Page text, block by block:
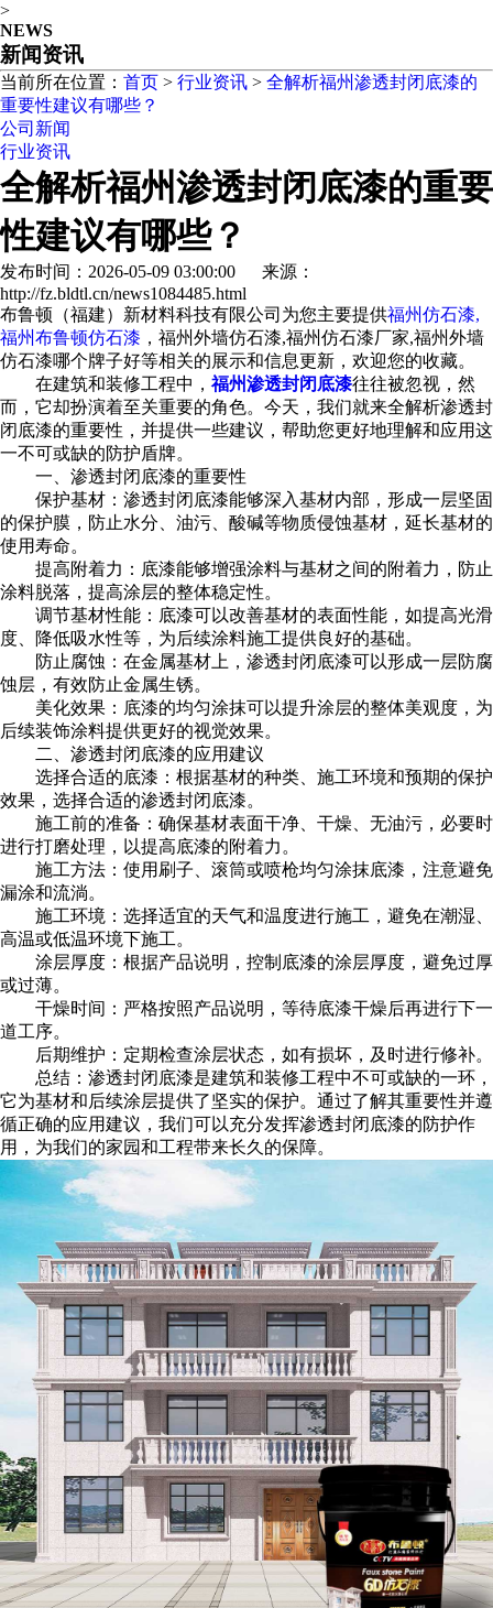
>
NEWS
新闻资讯
当前所在位置： 首页 > 行业资讯 > 全解析福州渗透封闭底漆的
重要性建议有哪些？
公司新闻
行业资讯
全解析福州渗透封闭底漆的重要
性建议有哪些？
发布时间：2026-05-09 03:00:00 来源：
http://fz.bldtl.cn/news1084485.html
布鲁顿（福建）新材料科技有限公司为您主要提供福州仿石漆,
福州布鲁顿仿石漆 ，福州外墙仿石漆,福州仿石漆厂家,福州外墙
仿石漆哪个牌子好等相关的展示和信息更新，欢迎您的收藏。
在建筑和装修工程中，福州渗透封闭底漆往往被忽视，然
而，它却扮演着至关重要的角色。今天，我们就来全解析渗透封
闭底漆的重要性，并提供一些建议，帮助您更好地理解和应用这
一不可或缺的防护盾牌。
一、渗透封闭底漆的重要性
保护基材：渗透封闭底漆能够深入基材内部，形成一层坚固
的保护膜，防止水分、油污、酸碱等物质侵蚀基材，延长基材的
使用寿命。
提高附着力：底漆能够增强涂料与基材之间的附着力，防止
涂料脱落，提高涂层的整体稳定性。
调节基材性能：底漆可以改善基材的表面性能，如提高光滑
度、降低吸水性等，为后续涂料施工提供良好的基础。
防止腐蚀：在金属基材上，渗透封闭底漆可以形成一层防腐
蚀层，有效防止金属生锈。
美化效果：底漆的均匀涂抹可以提升涂层的整体美观度，为
后续装饰涂料提供更好的视觉效果。
二、渗透封闭底漆的应用建议
选择合适的底漆：根据基材的种类、施工环境和预期的保护
效果，选择合适的渗透封闭底漆。
施工前的准备：确保基材表面干净、干燥、无油污，必要时
进行打磨处理，以提高底漆的附着力。
施工方法：使用刷子、滚筒或喷枪均匀涂抹底漆，注意避免
漏涂和流淌。
施工环境：选择适宜的天气和温度进行施工，避免在潮湿、
高温或低温环境下施工。
涂层厚度：根据产品说明，控制底漆的涂层厚度，避免过厚
或过薄。
干燥时间：严格按照产品说明，等待底漆干燥后再进行下一
道工序。
后期维护：定期检查涂层状态，如有损坏，及时进行修补。
总结：渗透封闭底漆是建筑和装修工程中不可或缺的一环，
它为基材和后续涂层提供了坚实的保护。通过了解其重要性并遵
循正确的应用建议，我们可以充分发挥渗透封闭底漆的防护作
用，为我们的家园和工程带来长久的保障。